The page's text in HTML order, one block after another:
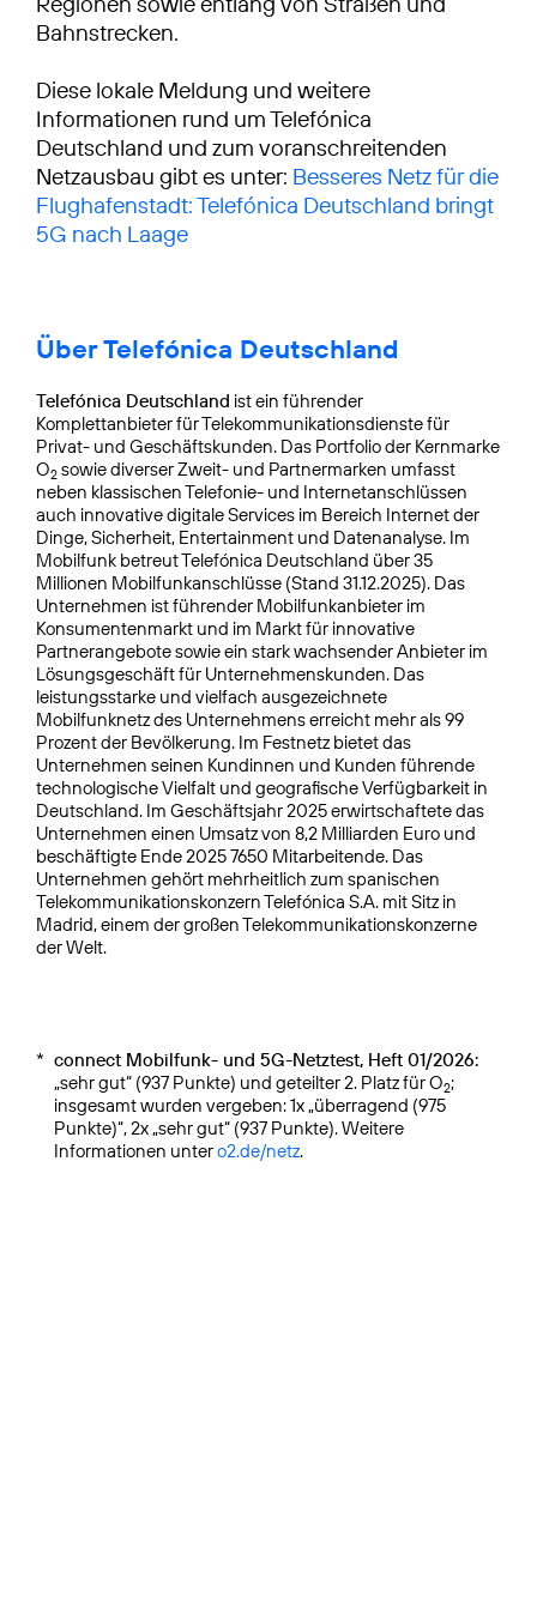
Bahnstrecken.
Diese lokale Meldung und weitere
Informationen rund um Telefónica
Deutschland und zum voranschreitenden
Netzausbau gibt es unter: Besseres Netz für die
Flughafenstadt: Telefónica Deutschland bringt
5G nach Laage
Über Telefónica Deutschland
Telefónica Deutschland ist ein führender
Komplettanbieter für Telekommunikationsdienste für
Privat- und Geschäftskunden. Das Portfolio der Kernmarke
O2 sowie diverser Zweit- und Partnermarken umfasst
neben klassischen Telefonie- und Internetanschlüssen
auch innovative digitale Services im Bereich Internet der
Dinge, Sicherheit, Entertainment und Datenanalyse. Im
Mobilfunk betreut Telefónica Deutschland über 35
Millionen Mobilfunkanschlüsse (Stand 31.12.2025). Das
Unternehmen ist führender Mobilfunkanbieter im
Konsumentenmarkt und im Markt für innovative
Partnerangebote sowie ein stark wachsender Anbieter im
Lösungsgeschäft für Unternehmenskunden. Das
leistungsstarke und vielfach ausgezeichnete
Mobilfunknetz des Unternehmens erreicht mehr als 99
Prozent der Bevölkerung. Im Festnetz bietet das
Unternehmen seinen Kundinnen und Kunden führende
technologische Vielfalt und geografische Verfügbarkeit in
Deutschland. Im Geschäftsjahr 2025 erwirtschaftete das
Unternehmen einen Umsatz von 8,2 Milliarden Euro und
beschäftigte Ende 2025 7650 Mitarbeitende. Das
Unternehmen gehört mehrheitlich zum spanischen
Telekommunikationskonzern Telefónica S.A. mit Sitz in
Madrid, einem der großen Telekommunikationskonzerne
der Welt.
* connect Mobilfunk- und 5G-Netztest, Heft 01/2026:
„sehr gut“ (937 Punkte) und geteilter 2. Platz für O2;
insgesamt wurden vergeben: 1x „überragend (975
Punkte)“, 2x „sehr gut“ (937 Punkte). Weitere
Informationen untero2.de/netz.